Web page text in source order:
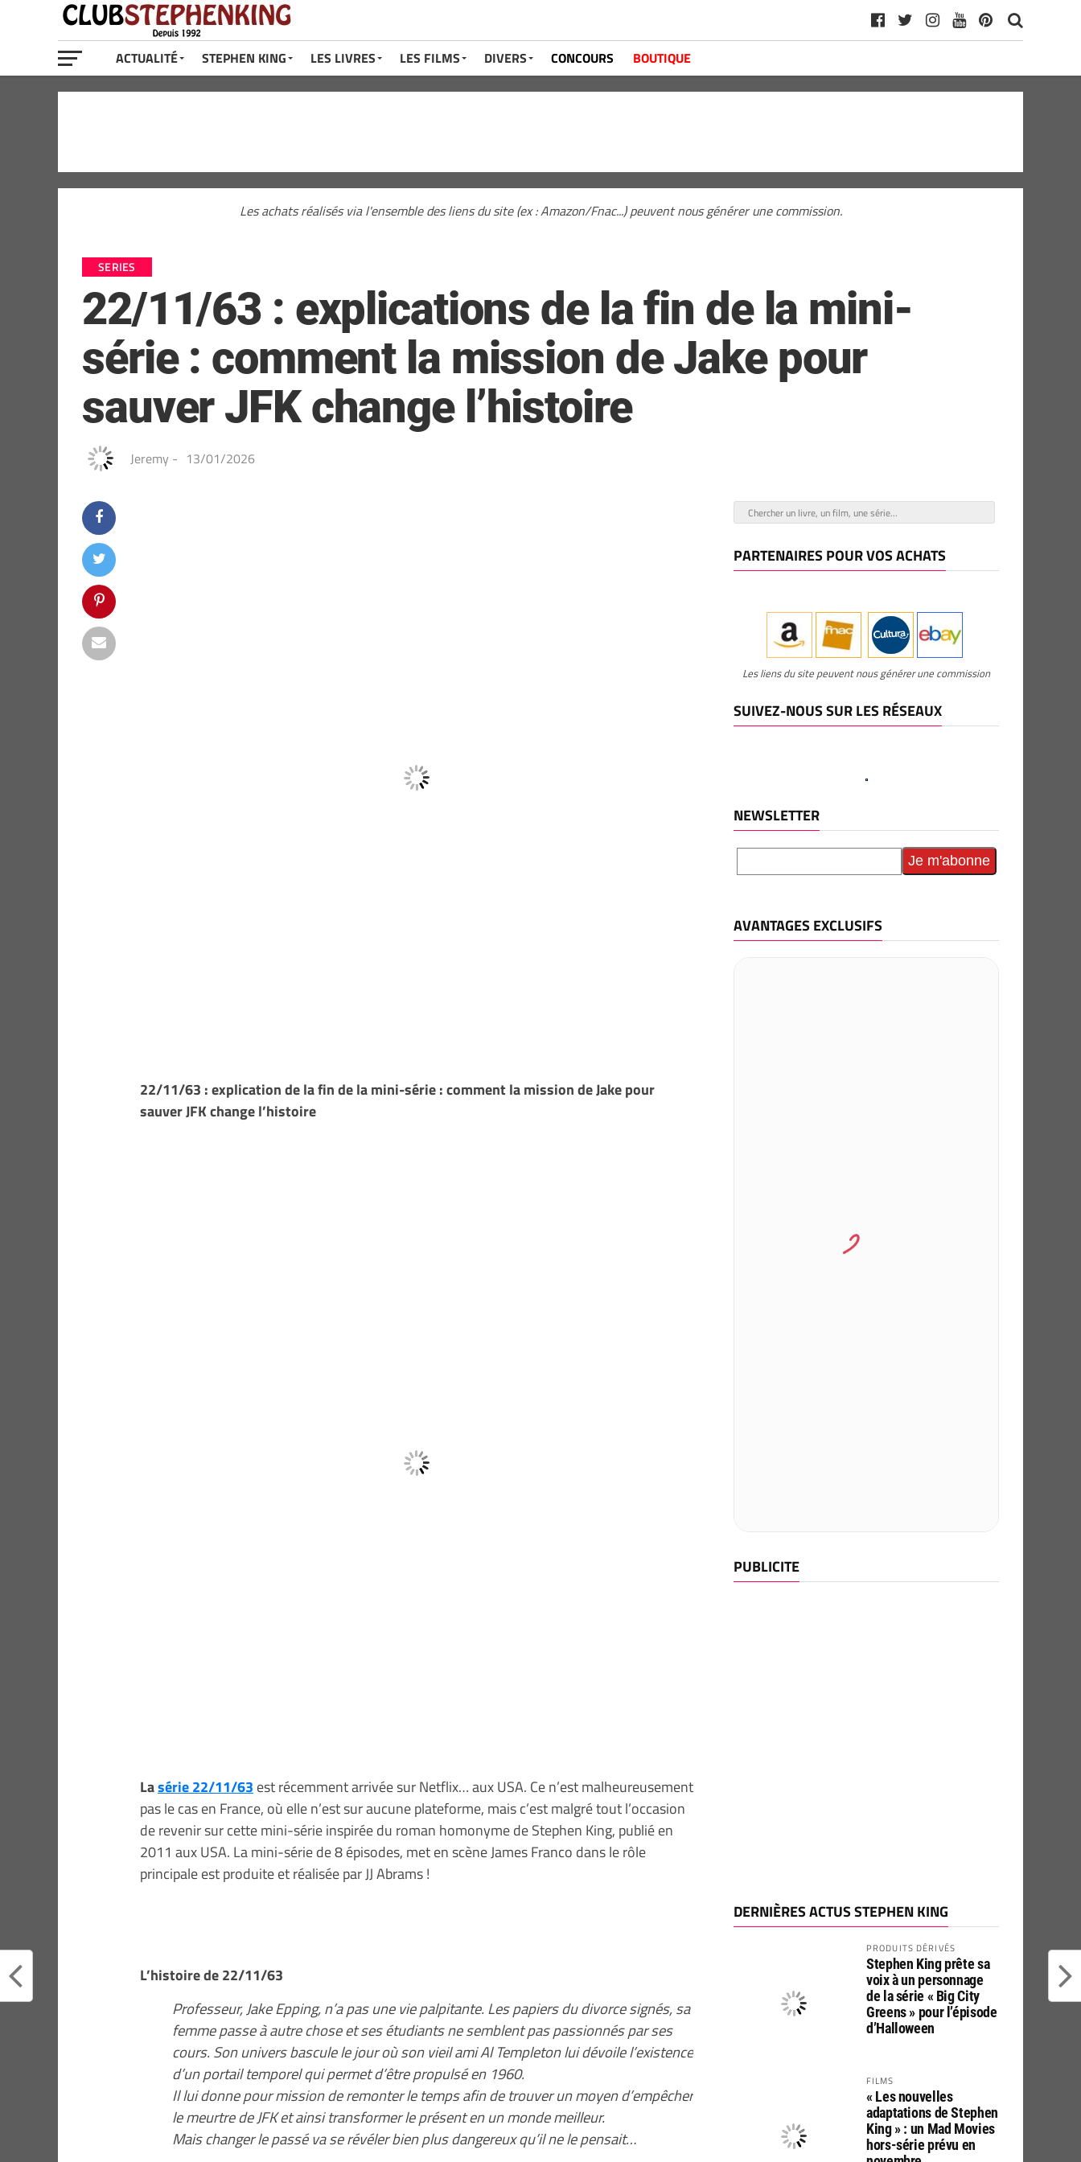
ACTUALITÉ STEPHEN KING LES LIVRES LES FILMS DIVERS CONCOURS BOUTIQUE
Les achats réalisés via l'ensemble des liens du site (ex : Amazon/Fnac...) peuvent nous générer une commission.
SERIES
22/11/63 : explications de la fin de la mini-
série : comment la mission de Jake pour
sauver JFK change l’histoire
Jeremy - 13/01/2026
22/11/63 : explication de la fin de la mini-série : comment la mission de Jake pour
sauver JFK change l’histoire
Lasérie 22/11/63 est récemment arrivée sur Netflix… aux USA. Ce n’est malheureusement
pas le cas en France, où elle n’est sur aucune plateforme, mais c’est malgré tout l’occasion
de revenir sur cette mini-série inspirée du roman homonyme de Stephen King, publié en
2011 aux USA. La mini-série de 8 épisodes, met en scène James Franco dans le rôle
principale est produite et réalisée par JJ Abrams !
L’histoire de 22/11/63
Professeur, Jake Epping, n’a pas une vie palpitante. Les papiers du divorce signés, sa
femme passe à autre chose et ses étudiants ne semblent pas passionnés par ses
cours. Son univers bascule le jour où son vieil ami Al Templeton lui dévoile l’existence
d’un portail temporel qui permet d’être propulsé en 1960.
Il lui donne pour mission de remonter le temps afin de trouver un moyen d’empêcher
le meurtre de JFK et ainsi transformer le présent en un monde meilleur.
Mais changer le passé va se révéler bien plus dangereux qu’il ne le pensait…
PARTENAIRES POUR VOS ACHATS
Les liens du site peuvent nous générer une commission
SUIVEZ-NOUS SUR LES RÉSEAUX
NEWSLETTER
AVANTAGES EXCLUSIFS
PUBLICITE
DERNIÈRES ACTUS STEPHEN KING
PRODUITS DÉRIVÉS
Stephen King prête sa
voix à un personnage
de la série « Big City
Greens » pour l’épisode
d’Halloween
FILMS
« Les nouvelles
adaptations de Stephen
King » : un Mad Movies
hors-série prévu en